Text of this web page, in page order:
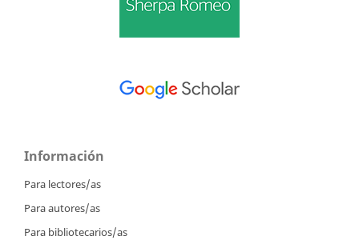
Información
Para lectores/as
Para autores/as
Para bibliotecarios/as